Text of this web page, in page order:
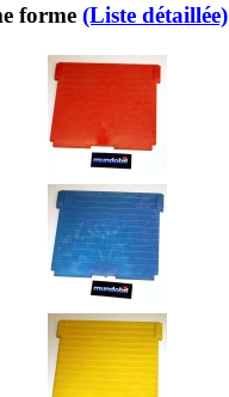
forme (Liste détaillée)